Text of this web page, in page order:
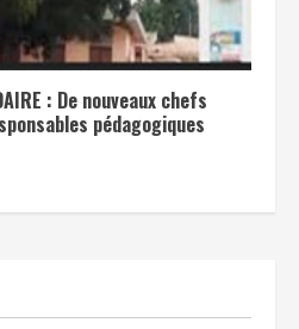
: De nouveaux chefs
pédagogiques